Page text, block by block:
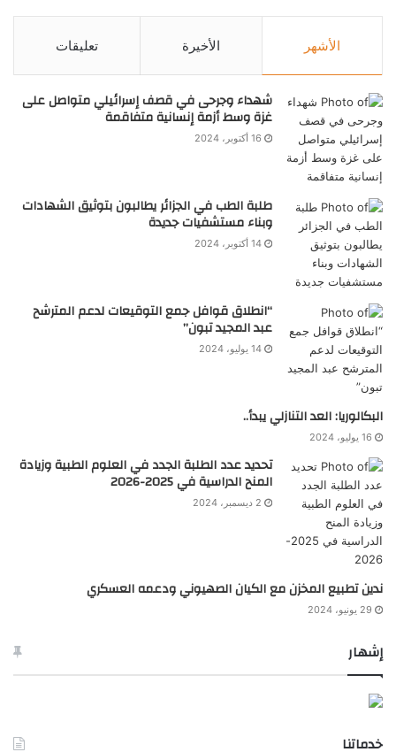
الأشهر الأخيرة تعليقات
شهداء وجرحى في قصف إسرائيلي متواصل على
غزة وسط أزمة إنسانية متفاقمة
16 أكتوبر، 2024
طلبة الطب في الجزائر يطالبون بتوثيق الشهادات
وبناء مستشفيات جديدة
14 أكتوبر، 2024
“انطلاق قوافل جمع التوقيعات لدعم المترشح
عبد المجيد تبون”
14 يوليو، 2024
البكالوريا: العد التنازلي يبدأ..
16 يوليو، 2024
تحديد عدد الطلبة الجدد في العلوم الطبية وزيادة
المنح الدراسية في 2025-2026
2 ديسمبر، 2024
ندين تطبيع المخزن مع الكيان الصهيوني ودعمه العسكري
29 يونيو، 2024
إشهار
خدماتنا